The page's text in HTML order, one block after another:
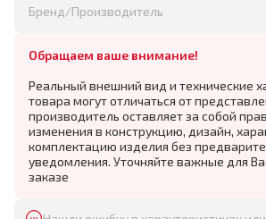
Бренд/Производитель
Обращаем ваше внимание!
Реальный внешний вид и технические
товара могут отличаться от
производитель оставляет за собой
изменения в конструкцию, дизайн,
комплектацию изделия без
уведомления. Уточняйте важные для
заказе